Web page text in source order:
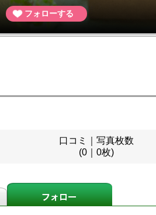
フォローする
口コミ｜写真枚数
(0｜0枚)